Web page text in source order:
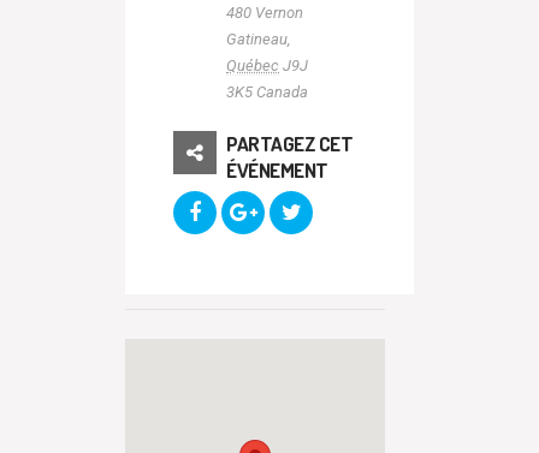
480 Vernon
Gatineau,
Québec J9J
3K5 Canada
PARTAGEZ CET
ÉVÉNEMENT